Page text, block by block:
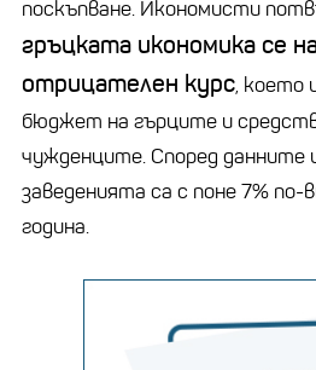
поскъпване. Икономисти
гръцката икономика се
отрицателен курс, което
бюджет на гърците и
чужденците. Според данните
заведенията са с поне 7%
година.